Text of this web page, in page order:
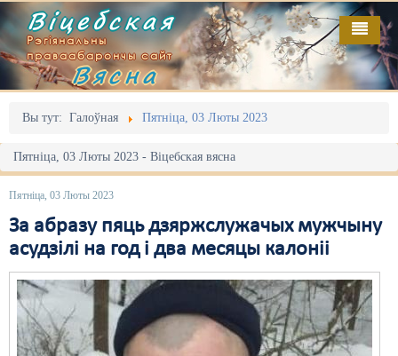
Віцебская
Рэгіянальны
праваабарончы сайт
Вясна
Вы тут: Галоўная Пятніца, 03 Люты 2023
Пятніца, 03 Люты 2023 - Віцебская вясна
Пятніца, 03 Люты 2023
За абразу пяць дзяржслужачых мужчыну
асудзілі на год і два месяцы калоніі
Галоўная
Адміністрацыйны перасьлед
Акцыі
Выбары
Грамадзянскія ініцыятывы
Дзяржава
Дыскрымінацыя
Выданьні
Відэа
Пра нас
RSS